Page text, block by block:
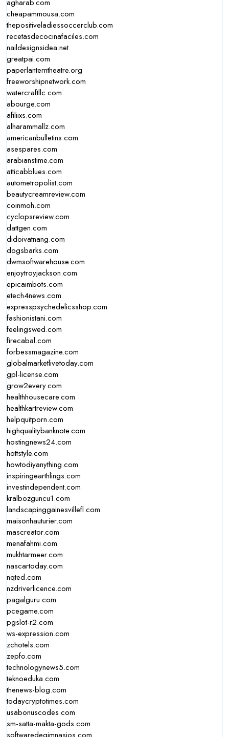
agharab.com
cheapammousa.com
thepositiveladiessoccerclub.com
recetasdecocinafaciles.com
naildesignsidea.net
greatpai.com
paperlanterntheatre.org
freeworshipnetwork.com
watercraftllc.com
abourge.com
afiliixs.com
alharammallz.com
americanbulletins.com
asespares.com
arabianstime.com
atticabblues.com
autometropolist.com
beautycreamreview.com
coinmoh.com
cyclopsreview.com
dattgen.com
didoivatnang.com
dogsbarks.com
dwmsoftwarehouse.com
enjoytroyjackson.com
epicaimbots.com
etech4news.com
expresspsychedelicsshop.com
fashionistani.com
feelingswed.com
firecabal.com
forbessmagazine.com
globalmarketlivetoday.com
gpl-license.com
grow2every.com
healthhousecare.com
healthkartreview.com
helpquitporn.com
highqualitybanknote.com
hostingnews24.com
hottstyle.com
howtodiyanything.com
inspiringearthlings.com
investindependent.com
kralbozguncu1.com
landscapinggainesvillefl.com
maisonhauturier.com
mascreator.com
menafahmi.com
mukhtarmeer.com
nascartoday.com
nqted.com
nzdriverlicence.com
pagalguru.com
pcegame.com
pgslot-r2.com
ws-expression.com
zchotels.com
zepfo.com
technologynews5.com
teknoeduka.com
thenews-blog.com
todaycryptotimes.com
usabonuscodes.com
sm-satta-makta-gods.com